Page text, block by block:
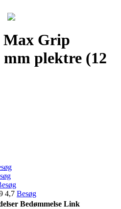
Max Grip
plektre (12
4,7 Besøg
Bedømmelse Link